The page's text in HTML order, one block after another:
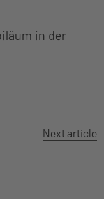
in der
Next article